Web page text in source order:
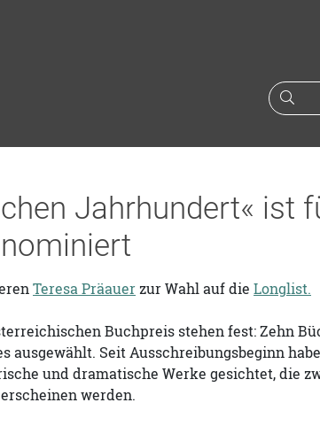
Jahrhundert« ist
Teresa Präauerzur Wahl auf die Longlist.
Buchpreis stehen fest: Zehn
ausgewählt. Seit Ausschreibungsbeginn
und dramatische Werke gesichtet, die
werden.